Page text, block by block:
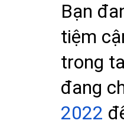
Bạn
tiệm
trong
đang
2022